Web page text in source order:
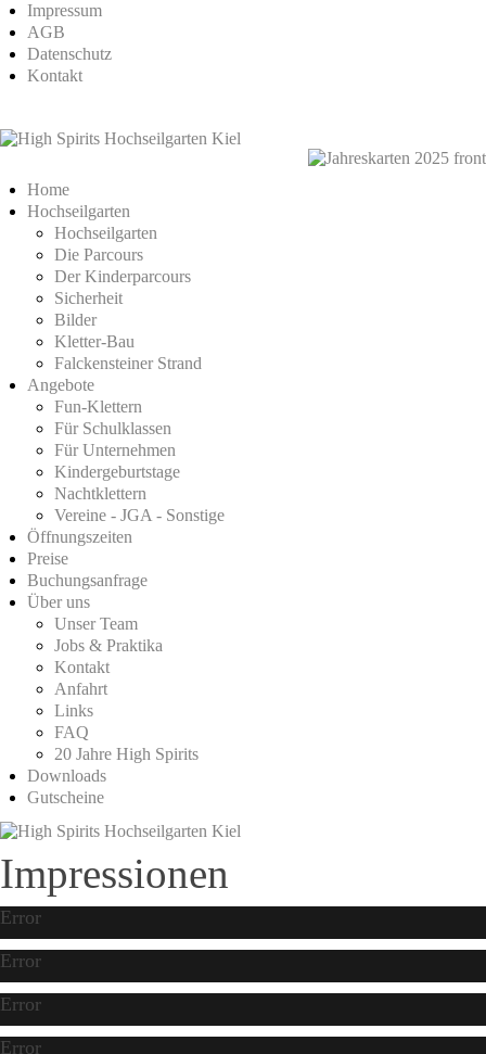
Impressum
AGB
Datenschutz
Kontakt
Home
Hochseilgarten
Hochseilgarten
Die Parcours
Der Kinderparcours
Sicherheit
Bilder
Kletter-Bau
Falckensteiner Strand
Angebote
Fun-Klettern
Für Schulklassen
Für Unternehmen
Kindergeburtstage
Nachtklettern
Vereine - JGA - Sonstige
Öffnungszeiten
Preise
Buchungsanfrage
Über uns
Unser Team
Jobs & Praktika
Kontakt
Anfahrt
Links
FAQ
20 Jahre High Spirits
Downloads
Gutscheine
Impressionen
Error
Error
Error
Error